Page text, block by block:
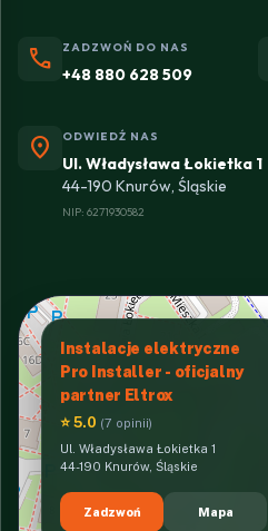
phone ZADZWOŃ DO NAS
+48 880 628 509
location_on ODWIEDŹ NAS
Ul. Władysława Łokietka 1
44-190 Knurów, Śląskie
NIP: 6271930582
Instalacje elektryczne
Pro Installer - oficjalny
partner Eltrox
⭐ 5.0 (7 opinii)
Ul. Władysława Łokietka 1
44-190 Knurów, Śląskie
Zadzwoń Mapa